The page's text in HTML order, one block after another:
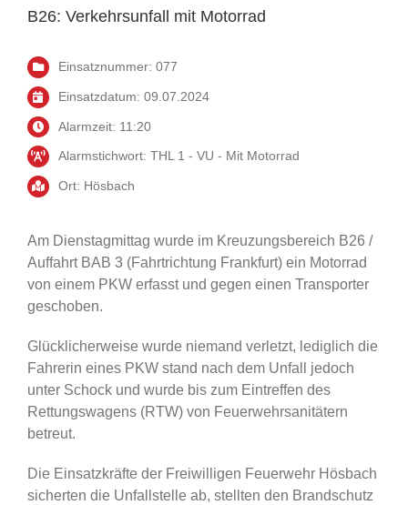
B26: Verkehrsunfall mit Motorrad
Einsatznummer: 077
Einsatzdatum: 09.07.2024
Alarmzeit: 11:20
Alarmstichwort: THL 1 - VU - Mit Motorrad
Ort: Hösbach
Am Dienstagmittag wurde im Kreuzungsbereich B26 /
Auffahrt BAB 3 (Fahrtrichtung Frankfurt) ein Motorrad
von einem PKW erfasst und gegen einen Transporter
geschoben.
Glücklicherweise wurde niemand verletzt, lediglich die
Fahrerin eines PKW stand nach dem Unfall jedoch
unter Schock und wurde bis zum Eintreffen des
Rettungswagens (RTW) von Feuerwehrsanitätern
betreut.
Die Einsatzkräfte der Freiwilligen Feuerwehr Hösbach
sicherten die Unfallstelle ab, stellten den Brandschutz